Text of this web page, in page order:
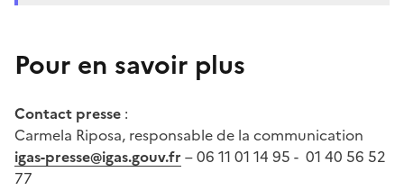
Pour en savoir plus
Contact presse :
Carmela Riposa, responsable de la communication
igas-presse@igas.gouv.fr – 06 11 01 14 95 - 01 40 56 52
77